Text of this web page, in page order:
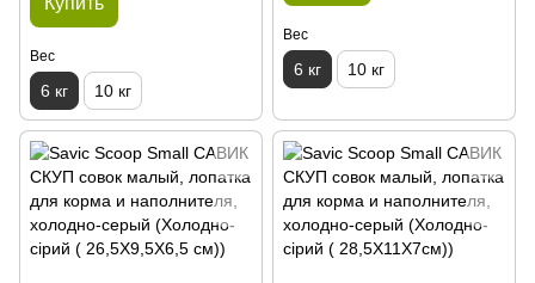
Вес
6 кг 10 кг
Вес
6 кг 10 кг